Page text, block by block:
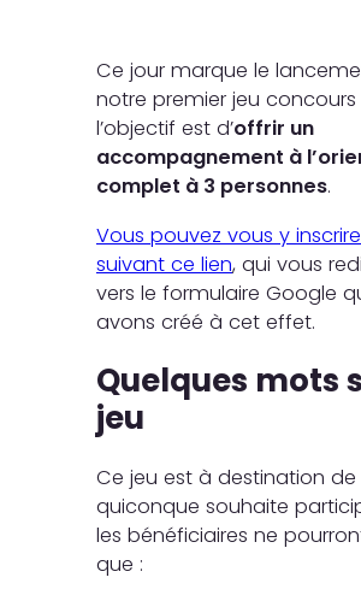
Ce jour marque le
notre premier jeu
l’objectif est d’offrir un
accompagnement à
complet à 3 personnes.
Vous pouvez vous y
suivant ce lien, qui vous
vers le formulaire Google
avons créé à cet effet.
Quelques mots
jeu
Ce jeu est à destination de
quiconque souhaite
les bénéficiaires ne
que :